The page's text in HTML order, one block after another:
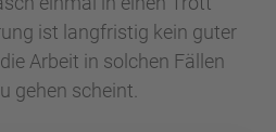
ist langfristig kein guter
Arbeit in solchen Fällen
gehen scheint.